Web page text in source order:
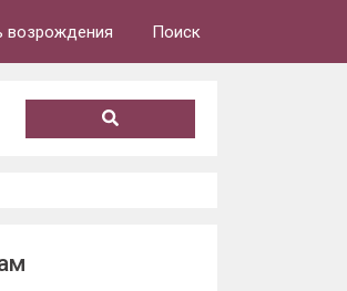
возрождения Поиск